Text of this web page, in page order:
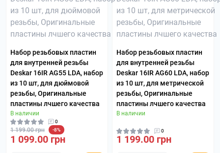
Набор резьбовых пластин
для внутренней резьбы
Deskar 16IR AG55 LDA, набор
из 10 шт, для дюймовой
резьбы, Оригинальные
пластины лчшего качества
В наличии
0
1 199.00 грн -8%
1 099.00 грн
Набор резьбовых пластин
для внутренней резьбы
Deskar 16IR AG60 LDA, набор
из 10 шт, для метрической
резьбы, Оригинальные
пластины лчшего качества
В наличии
0
1 199.00 грн